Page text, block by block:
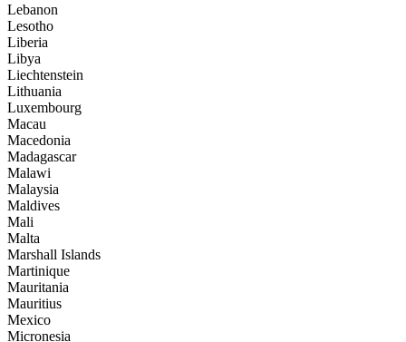
Lebanon
Lesotho
Liberia
Libya
Liechtenstein
Lithuania
Luxembourg
Macau
Macedonia
Madagascar
Malawi
Malaysia
Maldives
Mali
Malta
Marshall Islands
Martinique
Mauritania
Mauritius
Mexico
Micronesia